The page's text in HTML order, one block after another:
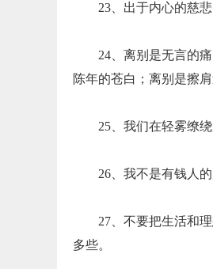
23、出于内心的慈
24、离别是无言的
陈年的苍白；离别是擦
25、我们在轻雾缭
26、我不是有钱人
27、不要把生活和
多些。